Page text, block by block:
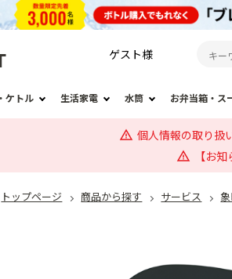
ゲスト様
ケトル 生活家電 水筒 お弁当箱・ス
個人情報の取り扱
【お
トップページ 商品から探す サービス